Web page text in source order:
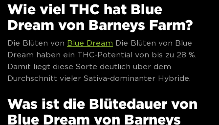
Wie viel THC hat Blue
Dream von Barneys Farm?
Die Blüten von Blue Dream Die Blüten von Blue
Dream haben ein THC-Potential von bis zu 28 %.
Damit liegt diese Sorte deutlich über dem
Durchschnitt vieler Sativa-dominanter Hybride.
Was ist die Blütedauer von
Blue Dream von Barneys